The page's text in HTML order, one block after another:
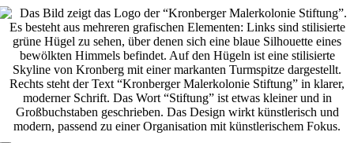
Zum
Inhalt
springen